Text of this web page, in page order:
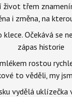
život třem
i změna, na
klece. Očekává se
zápas historie
rostou
to věděli, my
vydělá